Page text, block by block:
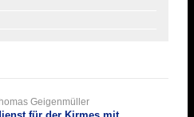
Geigenmüller
für der Kirmes mit